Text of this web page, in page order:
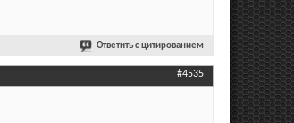
Ответить с цитированием
#4535